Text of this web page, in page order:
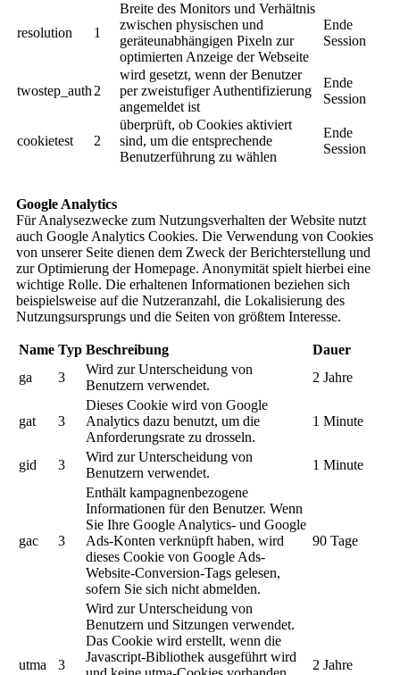
resolution 1
Breite des Monitors und Verhältnis
zwischen physischen und
geräteunabhängigen Pixeln zur
optimierten Anzeige der Webseite
Ende
Session
twostep_auth 2
wird gesetzt, wenn der Benutzer
per zweistufiger Authentifizierung
angemeldet ist
Ende
Session
cookietest 2
überprüft, ob Cookies aktiviert
sind, um die entsprechende
Benutzerführung zu wählen
Ende
Session
Google Analytics
Für Analysezwecke zum Nutzungsverhalten der Website nutzt
auch Google Analytics Cookies. Die Verwendung von Cookies
von unserer Seite dienen dem Zweck der Berichterstellung und
zur Optimierung der Homepage. Anonymität spielt hierbei eine
wichtige Rolle. Die erhaltenen Informationen beziehen sich
beispielsweise auf die Nutzeranzahl, die Lokalisierung des
Nutzungsursprungs und die Seiten von größtem Interesse.
Name Typ Beschreibung
Dauer
ga
3
Wird zur Unterscheidung von
Benutzern verwendet.
2 Jahre
gat 3
Dieses Cookie wird von Google
Analytics dazu benutzt, um die
Anforderungsrate zu drosseln.
1 Minute
gid 3
Wird zur Unterscheidung von
Benutzern verwendet.
1 Minute
gac 3
Enthält kampagnenbezogene
Informationen für den Benutzer. Wenn
Sie Ihre Google Analytics- und Google
Ads-Konten verknüpft haben, wird
dieses Cookie von Google Ads-
Website-Conversion-Tags gelesen,
sofern Sie sich nicht abmelden.
90 Tage
utma 3
Wird zur Unterscheidung von
Benutzern und Sitzungen verwendet.
Das Cookie wird erstellt, wenn die
Javascript-Bibliothek ausgeführt wird
2 Jahre